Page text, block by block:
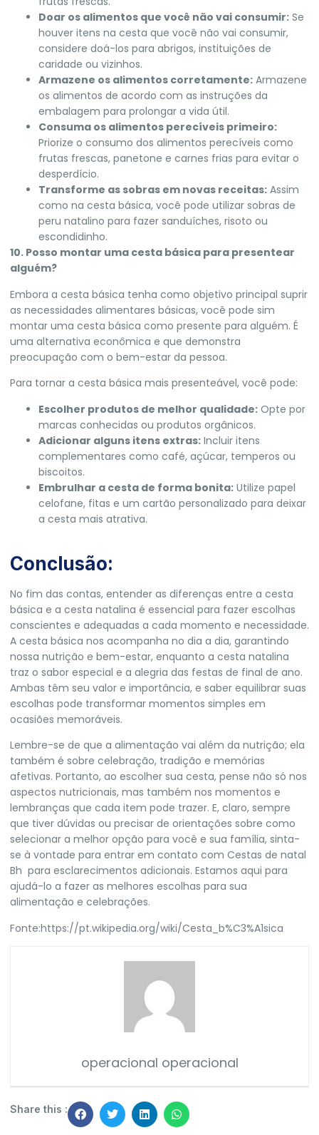
Doar os alimentos que você não vai consumir: Se
houver itens na cesta que você não vai consumir,
considere doá-los para abrigos, instituições de
caridade ou vizinhos.
Armazene os alimentos corretamente: Armazene
os alimentos de acordo com as instruções da
embalagem para prolongar a vida útil.
Consuma os alimentos perecíveis primeiro:
Priorize o consumo dos alimentos perecíveis como
frutas frescas, panetone e carnes frias para evitar o
desperdício.
Transforme as sobras em novas receitas: Assim
como na cesta básica, você pode utilizar sobras de
peru natalino para fazer sanduíches, risoto ou
escondidinho.
10. Posso montar uma cesta básica para presentear
alguém?
Embora a cesta básica tenha como objetivo principal suprir
as necessidades alimentares básicas, você pode sim
montar uma cesta básica como presente para alguém. É
uma alternativa econômica e que demonstra
preocupação com o bem-estar da pessoa.
Para tornar a cesta básica mais presenteável, você pode:
Escolher produtos de melhor qualidade: Opte por
marcas conhecidas ou produtos orgânicos.
Adicionar alguns itens extras: Incluir itens
complementares como café, açúcar, temperos ou
biscoitos.
Embrulhar a cesta de forma bonita: Utilize papel
celofane, fitas e um cartão personalizado para deixar
a cesta mais atrativa.
Conclusão:
No fim das contas, entender as diferenças entre a cesta
básica e a cesta natalina é essencial para fazer escolhas
conscientes e adequadas a cada momento e necessidade.
A cesta básica nos acompanha no dia a dia, garantindo
nossa nutrição e bem-estar, enquanto a cesta natalina
traz o sabor especial e a alegria das festas de final de ano.
Ambas têm seu valor e importância, e saber equilibrar suas
escolhas pode transformar momentos simples em
ocasiões memoráveis.
Lembre-se de que a alimentação vai além da nutrição; ela
também é sobre celebração, tradição e memórias
afetivas. Portanto, ao escolher sua cesta, pense não só nos
aspectos nutricionais, mas também nos momentos e
lembranças que cada item pode trazer. E, claro, sempre
que tiver dúvidas ou precisar de orientações sobre como
selecionar a melhor opção para você e sua família, sinta-
se à vontade para entrar em contato com Cestas de natal
Bh para esclarecimentos adicionais. Estamos aqui para
ajudá-lo a fazer as melhores escolhas para sua
alimentação e celebrações.
Fonte:https://pt.wikipedia.org/wiki/Cesta_b%C3%A1sica
operacional operacional
Share this :